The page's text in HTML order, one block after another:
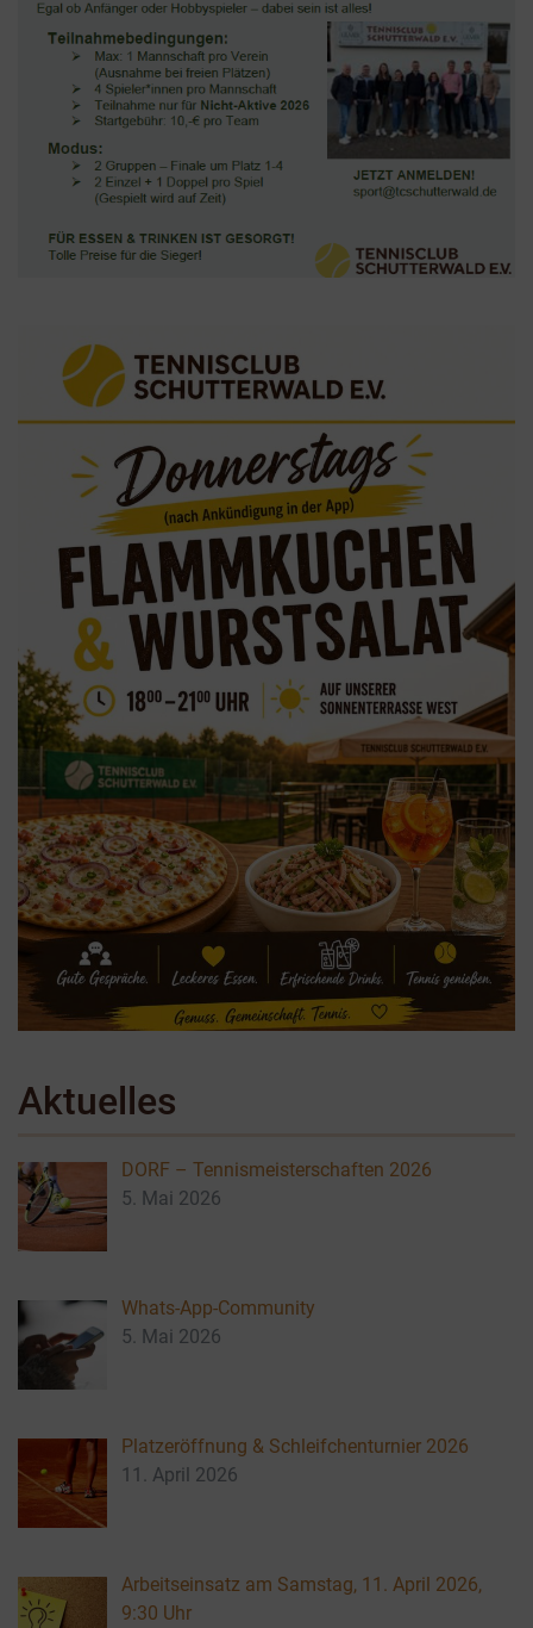
Aktuelles
DORF – Tennismeisterschaften 2026
5. Mai 2026
Whats-App-Community
5. Mai 2026
Platzeröffnung & Schleifchenturnier 2026
11. April 2026
Arbeitseinsatz am Samstag, 11. April 2026,
9:30 Uhr